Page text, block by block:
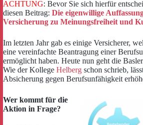
ACHTUNG: Bevor Sie sich hierfür
diesen Beitrag: Die eigenwillige
Versicherung zu Meinungsfreiheit und
Im letzten Jahr gab es einige Versicherer,
eine vereinfachte Beantragung einer
ermöglicht haben. Heute nun geht die
Wie der Kollege Helberg schon schrieb,
Absicherung gegen Berufsunfähigkeit
Wer kommt für die
Aktion in Frage?